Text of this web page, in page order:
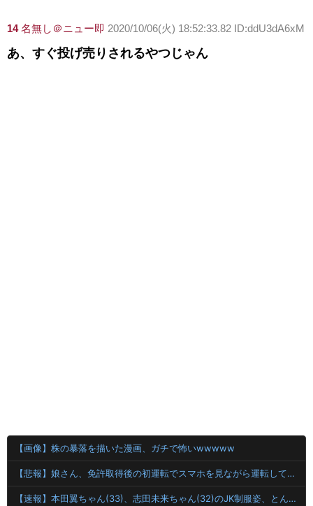
14 名無し＠ニュー即 2020/10/06(火) 18:52:33.82 ID:ddU3dA6xM
あ、すぐ投げ売りされるやつじゃん
【画像】株の暴落を描いた漫画、ガチで怖いwwwww
【悲報】娘さん、免許取得後の初運転でスマホを見ながら運転してしまう😱🦁 教習所で何を習ったんだwww🤣🦁
【速報】本田翼ちゃん(33)、志田未来ちゃん(32)のJK制服姿、とんでもなく可愛いと話題にｗｗｗｗｗｗｗｗｗ 【Pickup08083007】